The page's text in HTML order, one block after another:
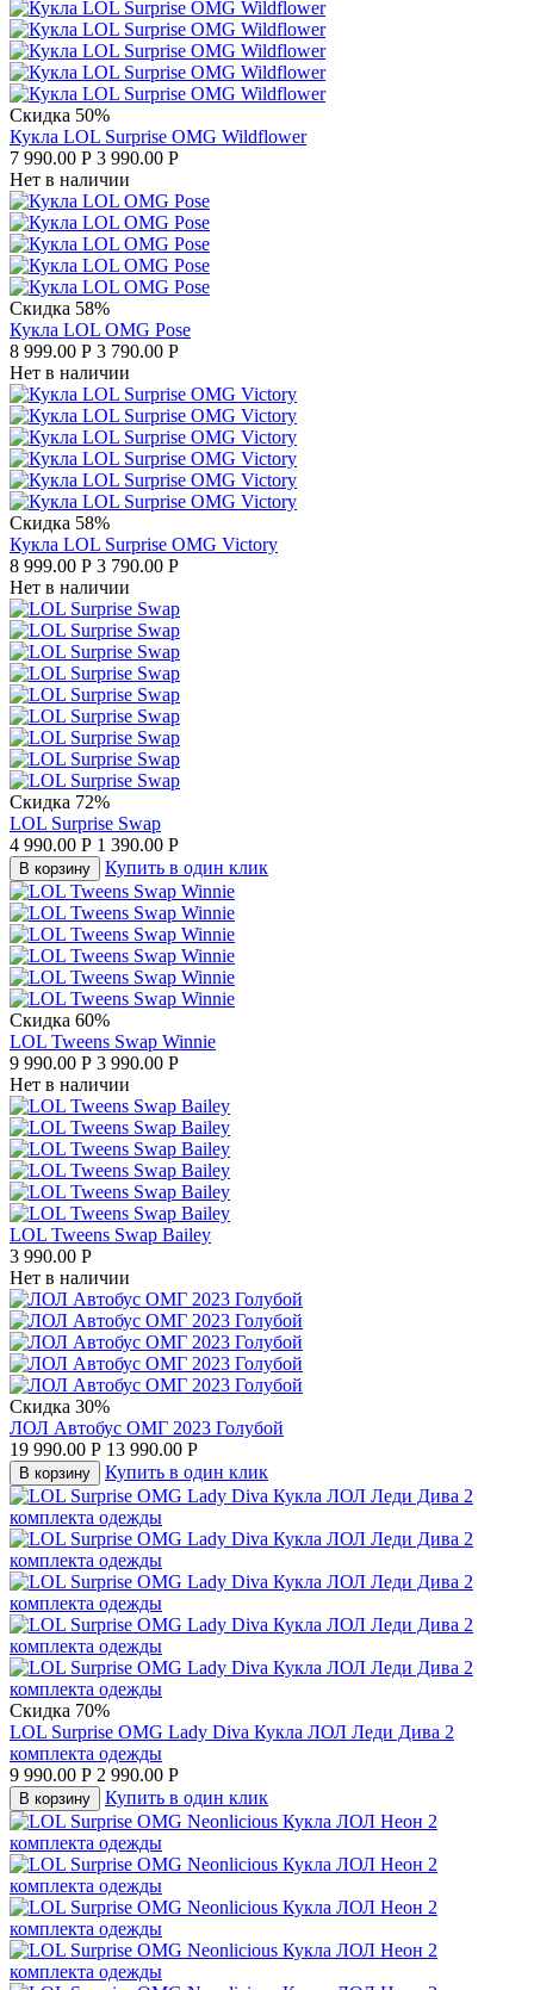
Скидка 50%
Кукла LOL Surprise OMG Wildflower
7 990.00 Р 3 990.00 Р
Нет в наличии
Скидка 58%
Кукла LOL OMG Pose
8 999.00 Р 3 790.00 Р
Нет в наличии
Скидка 58%
Кукла LOL Surprise OMG Victory
8 999.00 Р 3 790.00 Р
Нет в наличии
Скидка 72%
LOL Surprise Swap
4 990.00 Р 1 390.00 Р
В корзину Купить в один клик
Скидка 60%
LOL Tweens Swap Winnie
9 990.00 Р 3 990.00 Р
Нет в наличии
LOL Tweens Swap Bailey
3 990.00 Р
Нет в наличии
Скидка 30%
ЛОЛ Автобус ОМГ 2023 Голубой
19 990.00 Р 13 990.00 Р
В корзину Купить в один клик
Скидка 70%
LOL Surprise OMG Lady Diva Кукла ЛОЛ Леди Дива 2
комплекта одежды
9 990.00 Р 2 990.00 Р
В корзину Купить в один клик